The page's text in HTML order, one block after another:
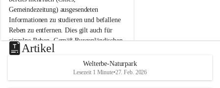
a
m
N
e
u
s
d
Gemeindezeitung) ausgesendeten
Informationen zu studieren und befallene
Reben zu entfernen. Dies gilt auch für
einzelne Reben. Gemäß Burgenländischen
Weinbaugesetz sind nicht gepflegte oder
unzulässige Weingärten zu roden! Bitte
helfen wir zusammen um unsere Winzer
vor den prognostizierten Ernteausfällen
u
e
d
Artikel
Welterbe-Naturpark
Lesezeit 1 Minute•27. Feb. 2026